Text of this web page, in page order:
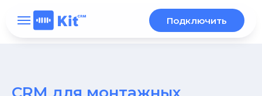
Подключить